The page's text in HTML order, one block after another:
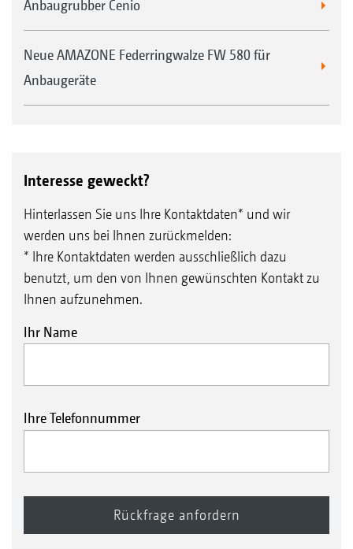
Anbaugrubber Cenio
Neue AMAZONE Federringwalze FW 580 für
Anbaugeräte
Interesse geweckt?
Hinterlassen Sie uns Ihre Kontaktdaten* und wir
werden uns bei Ihnen zurückmelden:
* Ihre Kontaktdaten werden ausschließlich dazu
benutzt, um den von Ihnen gewünschten Kontakt zu
Ihnen aufzunehmen.
Ihr Name
Ihre Telefonnummer